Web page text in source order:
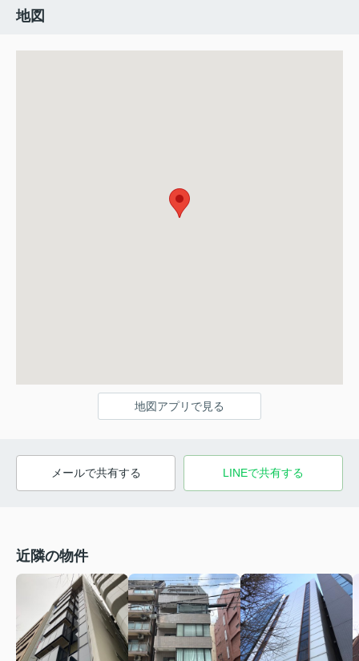
地図
地図アプリで見る
メールで共有する LINEで共有する
近隣の物件